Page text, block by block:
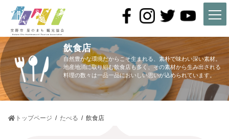
ツ
へ
ス
キ
ッ
プ
シ
ョ
ン
に
移
動
飲食店
自然豊かな環境だからこそ生まれる、素朴で味わい深い素材。
地産地消に取り組む飲食店も多く、その素材から生み出される
料理の数々は一品一品においしい思いが込められています。
トップページ たべる 飲食店